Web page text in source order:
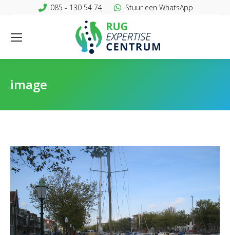
085 - 130 54 74 Stuur een WhatsApp
image